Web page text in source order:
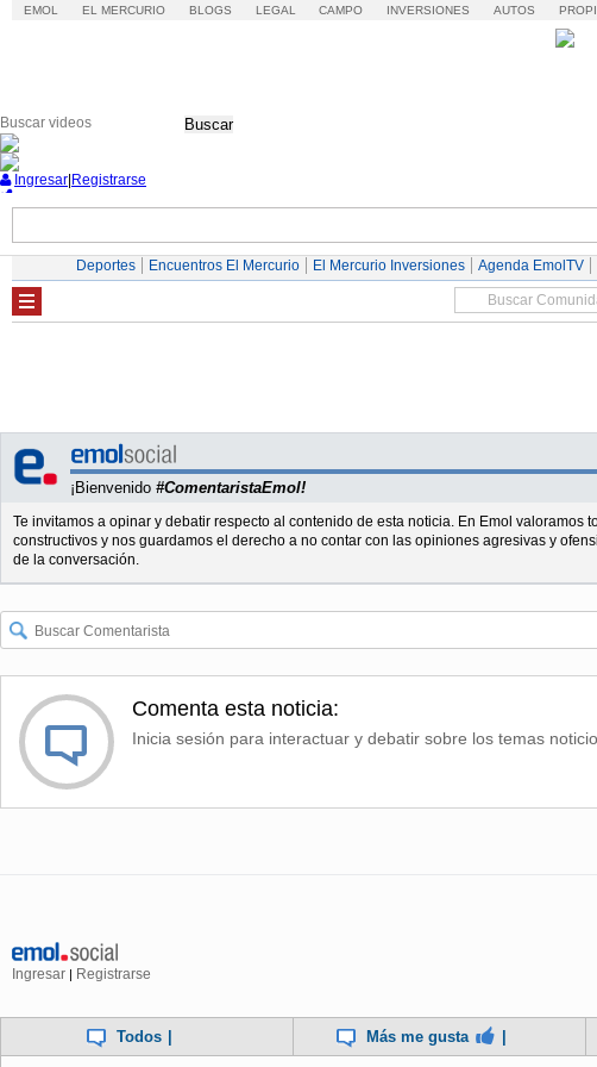
EMOL EL MERCURIO BLOGS LEGAL CAMPO INVERSIONES AUTOS
Buscar
Ingresar Registrarse
Deportes Encuentros El Mercurio El Mercurio Inversiones Agenda EmolTV
¡Bienvenido #ComentaristaEmol!
Te invitamos a opinar y debatir respecto al contenido de esta noticia. En Emol valoramos
constructivos y nos guardamos el derecho a no contar con las opiniones agresivas y
de la conversación.
Comenta esta noticia:
Inicia sesión para interactuar y debatir sobre los temas
Ingresar | Registrarse
Todos | Más me gusta |